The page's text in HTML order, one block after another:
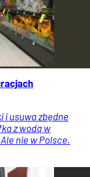
i usuwa zbędne
z wodą w
nie w Polsce.